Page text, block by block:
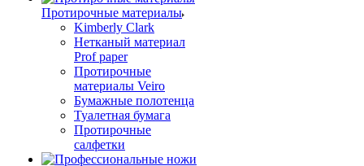
Протирочные материалы
Kimberly Clark
Нетканый материал
Prof paper
Протирочные
материалы Veiro
Бумажные полотенца
Туалетная бумага
Протирочные
салфетки